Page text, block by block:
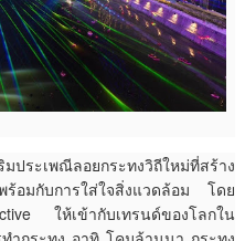
ประเพณีลอยกระทงวิถีใหม่ที่สร้าง
ร้อมกับการใส่ใจสิ่งแวดล้อม โดย
ให้เข้ากับเทรนด์ของโลกใน